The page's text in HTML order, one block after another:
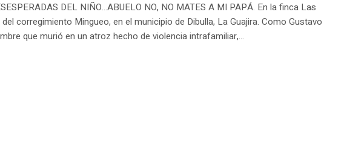
DEL NIÑO…ABUELO NO, NO MATES A MI PAPÁ. En la finca Las
corregimiento Mingueo, en el municipio de Dibulla, La Guajira. Como Gustavo
que murió en un atroz hecho de violencia intrafamiliar,...